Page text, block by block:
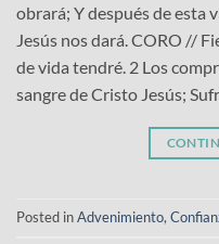
obrará; Y después de esta
Jesús nos dará. CORO //
de vida tendré. 2 Los
sangre de Cristo Jesús;
Posted inAdvenimiento,